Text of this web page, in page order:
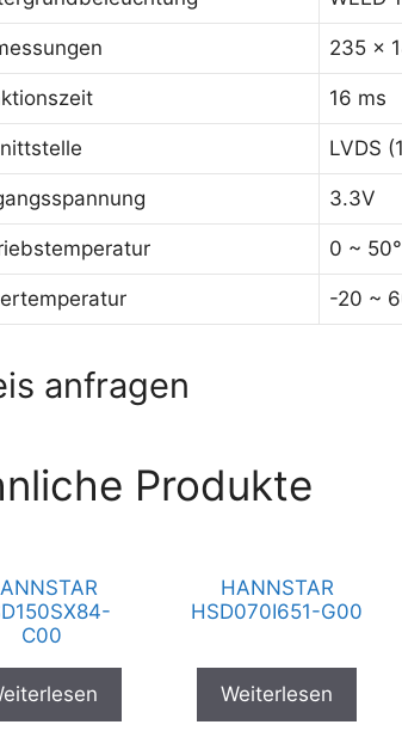
235 x
16 ms
LVDS
3.3V
0 ~
-20 ~
anfragen
Produkte
C00
HANNSTAR
HSD070I651-G00
Weiterlesen